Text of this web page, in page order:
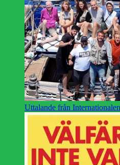
Uttalande från